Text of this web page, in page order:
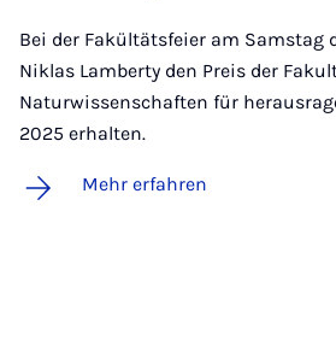
Bei der Fakültätsfeier am Samstag
Niklas Lamberty den Preis der
Naturwissenschaften für
2025 erhalten.
Mehr erfahren